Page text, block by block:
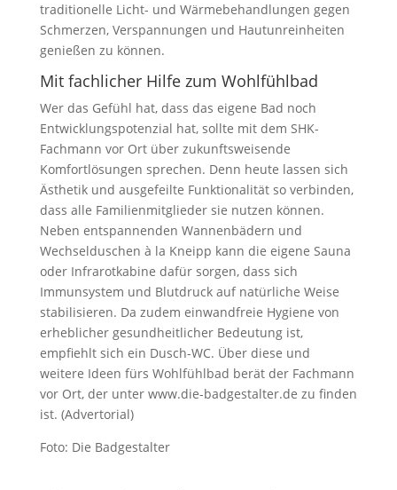
traditionelle Licht- und Wärmebehandlungen gegen
Schmerzen, Verspannungen und Hautunreinheiten
genießen zu können.
Mit fachlicher Hilfe zum Wohlfühlbad
Wer das Gefühl hat, dass das eigene Bad noch
Entwicklungspotenzial hat, sollte mit dem SHK-
Fachmann vor Ort über zukunftsweisende
Komfortlösungen sprechen. Denn heute lassen sich
Ästhetik und ausgefeilte Funktionalität so verbinden,
dass alle Familienmitglieder sie nutzen können.
Neben entspannenden Wannenbädern und
Wechselduschen à la Kneipp kann die eigene Sauna
oder Infrarotkabine dafür sorgen, dass sich
Immunsystem und Blutdruck auf natürliche Weise
stabilisieren. Da zudem einwandfreie Hygiene von
erheblicher gesundheitlicher Bedeutung ist,
empfiehlt sich ein Dusch-WC. Über diese und
weitere Ideen fürs Wohlfühlbad berät der Fachmann
vor Ort, der unter www.die-badgestalter.de zu finden
ist. (Advertorial)
Foto: Die Badgestalter